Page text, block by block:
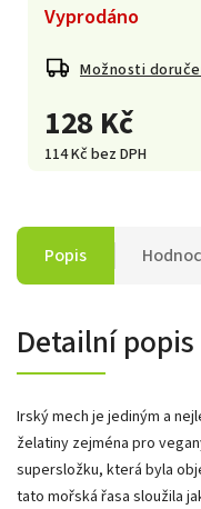
128 Kč
114 Kč bez DPH
Vyprodáno
Možnosti
Popis
Detailní
Irský mech je jediným a
želatiny zejména pro
supersložku, která byla
tato mořská řasa sloužila